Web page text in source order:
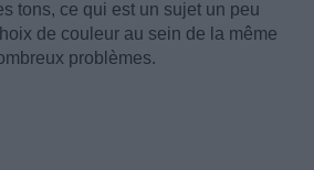
tons, ce qui est un sujet un peu
de couleur au sein de la même
problèmes.